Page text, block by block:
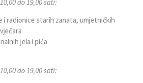
do 19,00 sati:
i radionice starih zanata, umjetničkih
jela i pića
do 19,00 sati: